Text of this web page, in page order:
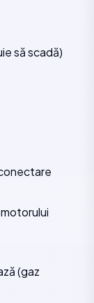
să scadă)
(gaz